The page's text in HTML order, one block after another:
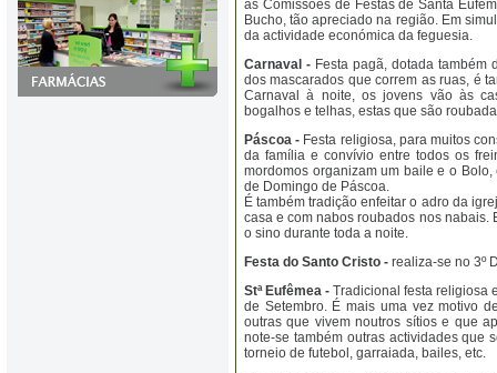
as Comissões de Festas de Santa
Bucho, tão apreciado na região. Em
da actividade económica da feguesia.
Carnaval -Festa pagã, dotada também
dos mascarados que correm as ruas, é
Carnaval à noite, os jovens vão às
bogalhos e telhas, estas que são
Páscoa - Festa religiosa, para muitos
da família e convívio entre todos os
mordomos organizam um baile e o
de Domingo de Páscoa.
É também tradição enfeitar o adro da
casa e com nabos roubados nos nabais.
o sino durante toda a noite.
Festa do Santo Cristo - realiza-se no 3º
Stª Eufêmea - Tradicional festa religiosa
de Setembro. É mais uma vez motivo
outras que vivem noutros sítios e que
note-se também outras actividades que
torneio de futebol, garraiada, bailes, etc.